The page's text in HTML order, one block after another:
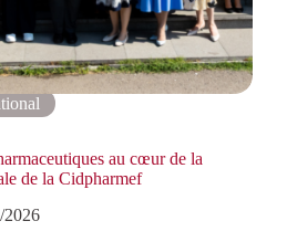
au cœur de la
de la Cidpharmef
2026